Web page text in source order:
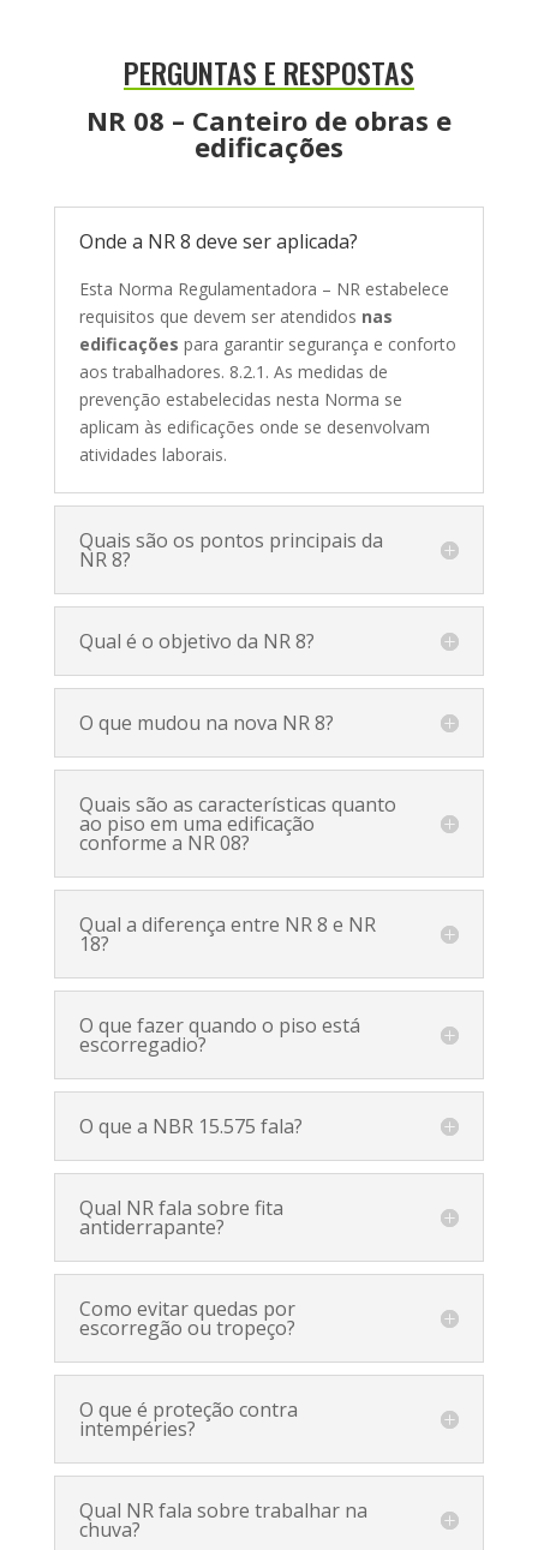
PERGUNTAS E RESPOSTAS
NR 08 – Canteiro de obras e
edificações
Onde a NR 8 deve ser aplicada?
Esta Norma Regulamentadora – NR estabelece
requisitos que devem ser atendidos nas
edificações para garantir segurança e conforto
aos trabalhadores. 8.2.1. As medidas de
prevenção estabelecidas nesta Norma se
aplicam às edificações onde se desenvolvam
atividades laborais.
Quais são os pontos principais da
NR 8?
Qual é o objetivo da NR 8?
O que mudou na nova NR 8?
Quais são as características quanto
ao piso em uma edificação
conforme a NR 08?
Qual a diferença entre NR 8 e NR
18?
O que fazer quando o piso está
escorregadio?
O que a NBR 15.575 fala?
Qual NR fala sobre fita
antiderrapante?
Como evitar quedas por
escorregão ou tropeço?
O que é proteção contra
intempéries?
Qual NR fala sobre trabalhar na
chuva?